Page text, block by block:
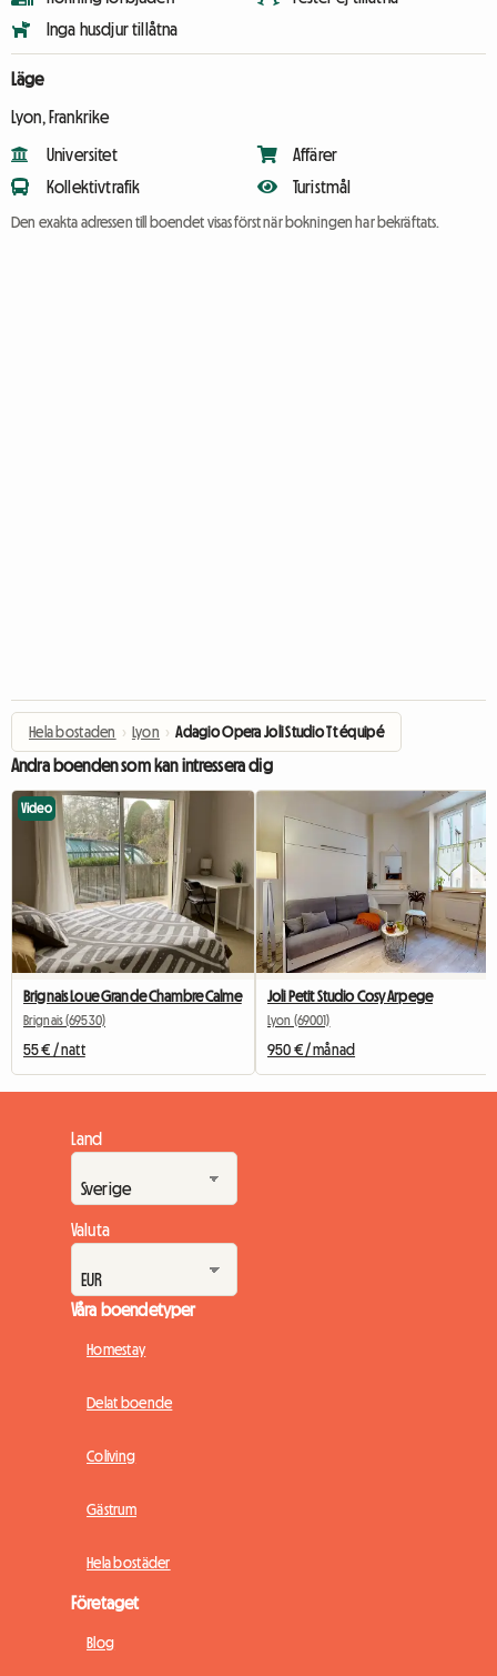
Inga husdjur tillåtna
Läge
Lyon, Frankrike
Universitet
Kollektivtrafik
Affärer
Turistmål
Den exakta adressen till boendet visas först när bokningen har bekräftats.
Hela bostaden › Lyon › Adagio Opera Joli Studio Tt équipé
Andra boenden som kan intressera dig
Video
Brignais Loue Grande Chambre Calme
Brignais (69530)
55 € / natt
Joli Petit Studio Cosy Arpege
Lyon (69001)
950 € / månad
Land
Valuta
Våra boendetyper
Homestay
Delat boende
Coliving
Gästrum
Hela bostäder
Företaget
Blog